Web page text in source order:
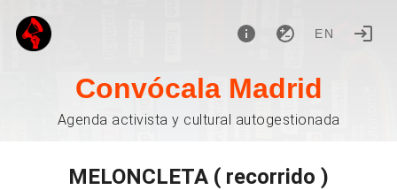
EN
Convócala Madrid
Agenda activista y cultural autogestionada
MELONCLETA ( recorrido )